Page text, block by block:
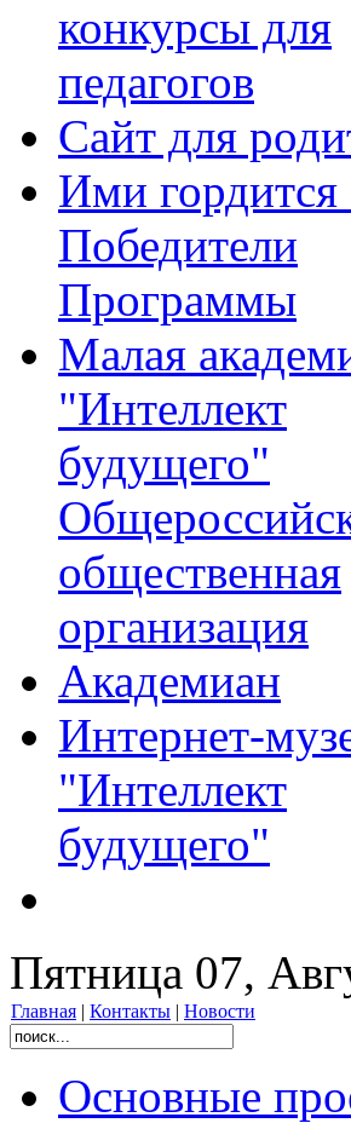
конкурсы для
педагогов
Сайт для
Ими гордится
Победители
Программы
Малая
"Интеллект
будущего"
общественная
организация
Академиан
Интернет-
"Интеллект
будущего"
Пятница 07,
Главная | Контакты | Новости
Основные